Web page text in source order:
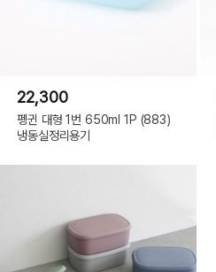
22,300
펭귄 대형 1번 650ml 1P (883)
냉동실정리용기